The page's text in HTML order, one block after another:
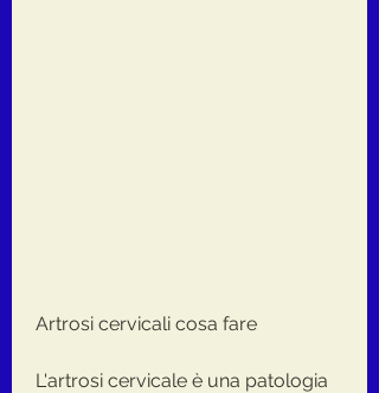
Artrosi cervicali cosa fare
L'artrosi cervicale è una patologia